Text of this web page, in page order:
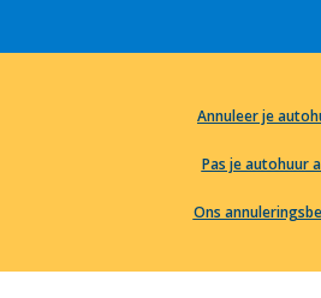
Annuleer je
Pas je autohuur
Ons